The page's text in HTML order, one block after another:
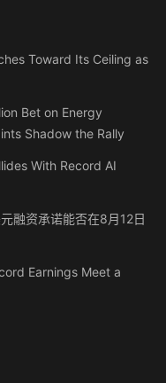
Toward Its Ceiling as
Bet on Energy
Shadow the Rally
With Record AI
融资承诺能否在8月12日
Earnings Meet a